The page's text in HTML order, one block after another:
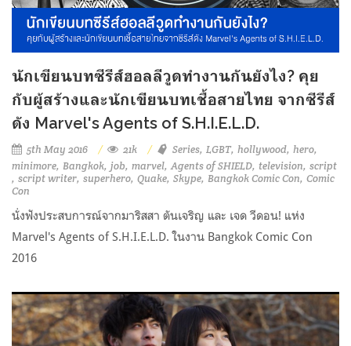
นักเขียนบทซีรีส์ฮอลลีวูดทำงานกันยังไง? คุย
กับผู้สร้างและนักเขียนบทเชื้อสายไทย จากซีรีส์
ดัง Marvel's Agents of S.H.I.E.L.D.
5th May 2016 21k Series LGBT hollywood hero
minimore Bangkok job marvel Agents of SHIELD television script
script writer superhero Quake Skype Bangkok Comic Con Comic
Con
นั่งฟังประสบการณ์จากมาริสสา ตันเจริญ และ เจด วีดอน! แห่ง
Marvel's Agents of S.H.I.E.L.D. ในงาน Bangkok Comic Con
2016